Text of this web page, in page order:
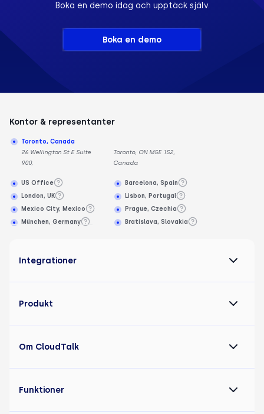
Boka en demo idag och upptäck själv.
Boka en demo
Kontor & representanter
Toronto, Canada
26 Wellington St E Suite
900,
Toronto, ON M5E 1S2,
Canada
US Office
London, UK
Mexico City, Mexico
München, Germany
Barcelona, Spain
Lisbon, Portugal
Prague, Czechia
Bratislava, Slovakia
Integrationer
Produkt
Om CloudTalk
Funktioner